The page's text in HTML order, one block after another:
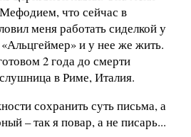
что сейчас в
меня работать сиделкой у
и у нее же жить.
2 года до смерти
в Риме, Италия.
сохранить суть письма, а
– так я повар, а не писарь...